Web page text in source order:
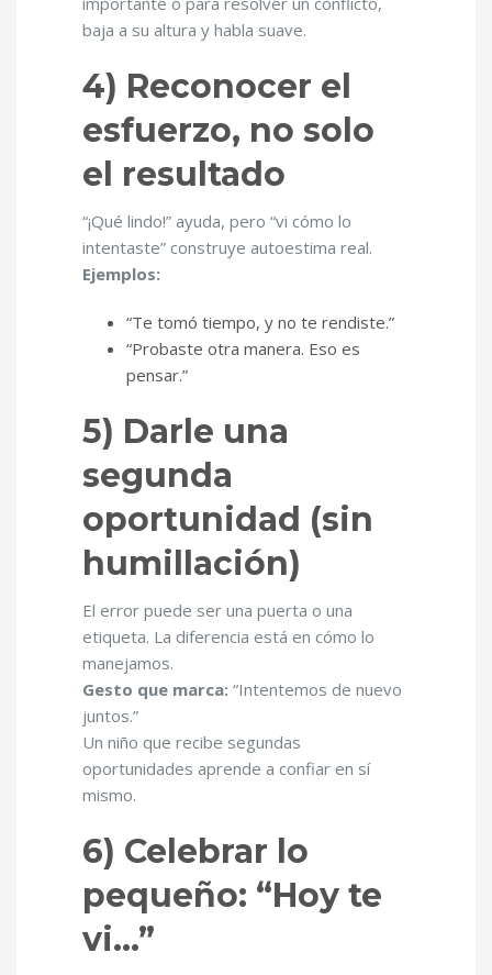
baja a su altura y habla suave.
4) Reconocer el
esfuerzo, no solo
el resultado
“¡Qué lindo!” ayuda, pero “vi cómo lo
intentaste” construye autoestima real.
Ejemplos:
“Te tomó tiempo, y no te rendiste.”
“Probaste otra manera. Eso es
pensar.”
5) Darle una
segunda
oportunidad (sin
humillación)
El error puede ser una puerta o una
etiqueta. La diferencia está en cómo lo
manejamos.
Gesto que marca: “Intentemos de nuevo
juntos.”
Un niño que recibe segundas
oportunidades aprende a confiar en sí
mismo.
6) Celebrar lo
pequeño: “Hoy te
vi…”